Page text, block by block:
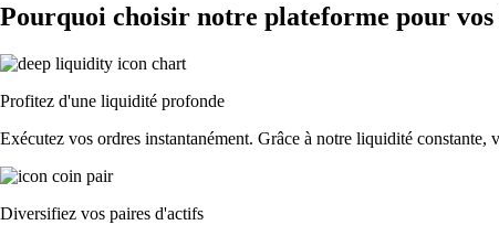
Pourquoi choisir notre plateforme pour
Profitez d'une liquidité profonde
Exécutez vos ordres instantanément. Grâce à notre liquidité
Diversifiez vos paires d'actifs